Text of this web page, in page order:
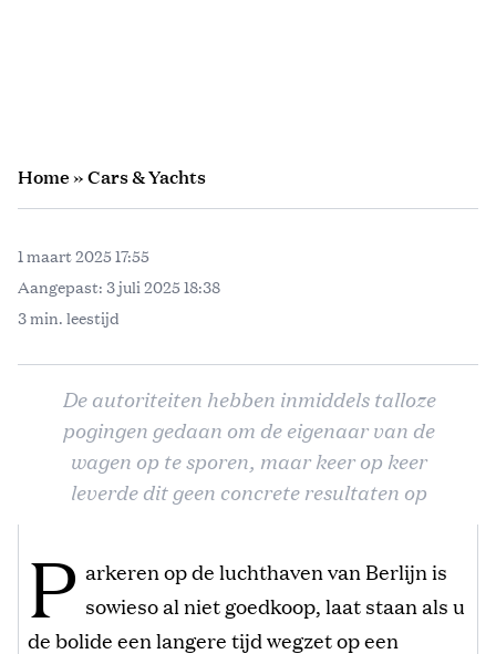
Home»Cars & Yachts
1 maart 2025 17:55
Aangepast: 3 juli 2025 18:38
3 min. leestijd
De autoriteiten hebben inmiddels talloze
pogingen gedaan om de eigenaar van de
wagen op te sporen, maar keer op keer
leverde dit geen concrete resultaten op
P arkeren op de luchthaven van Berlijn is
sowieso al niet goedkoop, laat staan als u
de bolide een langere tijd wegzet op een